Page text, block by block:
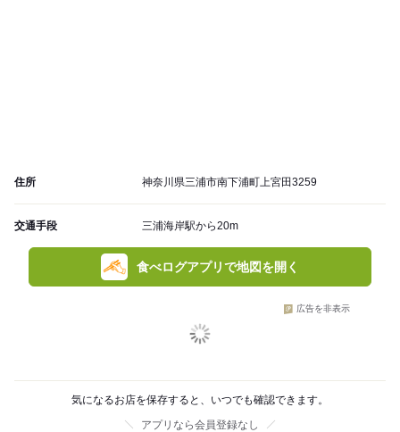
住所 神奈川県三浦市南下浦町上宮田3259
交通手段 三浦海岸駅から20m
食べログアプリで地図を開く
広告を非表示
気になるお店を保存すると、いつでも確認できます。
アプリなら会員登録なし